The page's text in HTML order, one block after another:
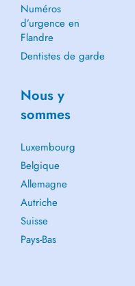
Numéros
d’urgence en
Flandre
Dentistes de garde
Nous y
sommes
Luxembourg
Belgique
Allemagne
Autriche
Suisse
Pays-Bas